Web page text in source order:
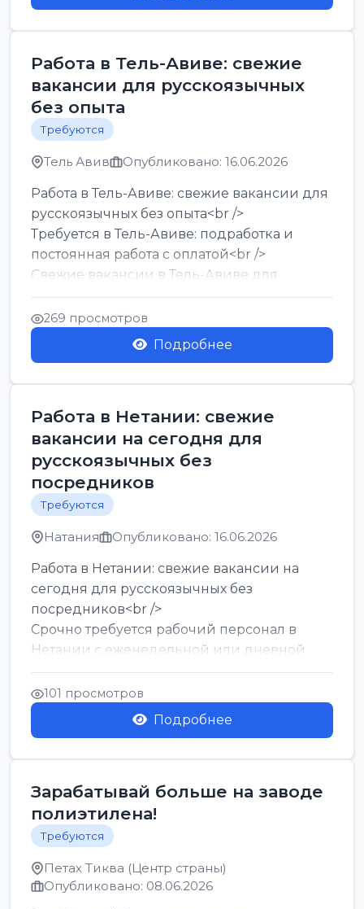
Работа в Тель-Авиве: свежие
вакансии для русскоязычных
без опыта
Требуются
Тель Авив Опубликовано: 16.06.2026
Работа в Тель-Авиве: свежие вакансии для
русскоязычных без опыта<br />
Требуется в Тель-Авиве: подработка и
постоянная работа с оплатой<br />
Свежие вакансии в Тель-Авиве для
мужчин и женщин от хозя...
269 просмотров
Подробнее
Работа в Нетании: свежие
вакансии на сегодня для
русскоязычных без
посредников
Требуются
Натания Опубликовано: 16.06.2026
Работа в Нетании: свежие вакансии на
сегодня для русскоязычных без
посредников<br />
Срочно требуется рабочий персонал в
Нетании с еженедельной или дневной
оплатой<br />
Свежие вакансии в Нетании дл...
101 просмотров
Подробнее
Зарабатывай больше на заводе
полиэтилена!
Требуются
Петах Тиква (Центр страны)
Опубликовано: 08.06.2026